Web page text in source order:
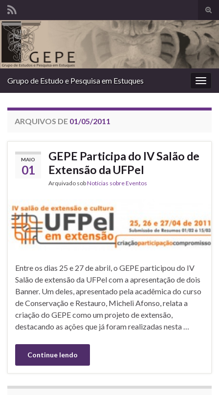
de
Grupo de Estudo e Pesquisa em Estuques
ARQUIVOS DE 01/05/2011
MAIO
01
GEPE Participa do IV Salão de
Extensão da UFPel
Arquivado sobNotícias sobre Eventos
Entre os dias 25 e 27 de abril, o GEPE participou do IV
Salão de extensão da UFPel com a apresentação de dois
Banner. Um deles, apresentado pela acadêmica do curso
de Conservação e Restauro, Micheli Afonso, relata a
criação do GEPE como um projeto de extensão,
destacando as ações que já foram realizadas nesta …
Continue lendo